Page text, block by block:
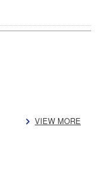
VIEW MORE